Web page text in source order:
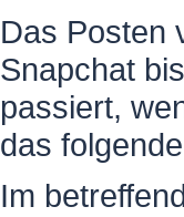
Das Posten
Snapchat
passiert,
das
Im